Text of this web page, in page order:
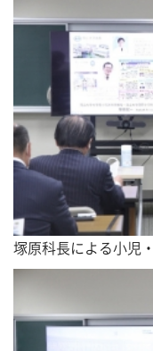
塚原科長による小児